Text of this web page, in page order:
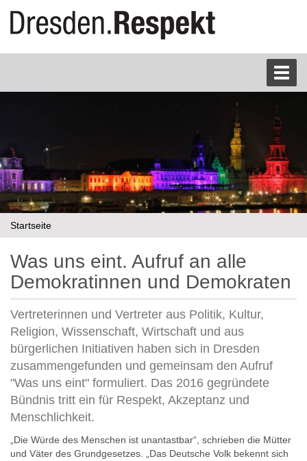
e
n
Startseite
Was uns eint. Aufruf an alle
Demokratinnen und Demokraten
Vertreterinnen und Vertreter aus Politik, Kultur,
Religion, Wissenschaft, Wirtschaft und aus
bürgerlichen Initiativen haben sich in Dresden
zusammengefunden und gemeinsam den Aufruf
"Was uns eint" formuliert. Das 2016 gegründete
Bündnis tritt ein für Respekt, Akzeptanz und
Menschlichkeit.
„Die Würde des Menschen ist unantastbar“, schrieben die Mütter
und Väter des Grundgesetzes. „Das Deutsche Volk bekennt sich